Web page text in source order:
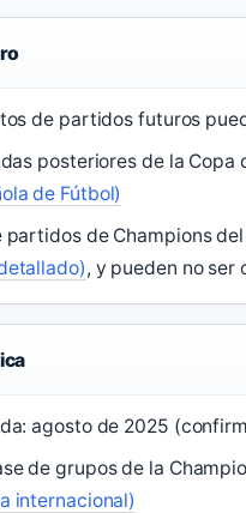
de partidos futuros
posteriores de la
de Fútbol)
partidos de Champions
, y pueden no ser
agosto de 2025
de grupos de la
internacional)